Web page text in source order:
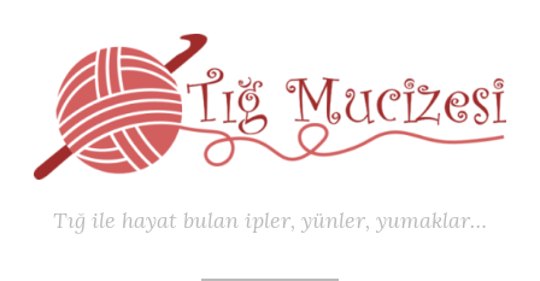
Tığ ile hayat bulan ipler, yünler, yumaklar…